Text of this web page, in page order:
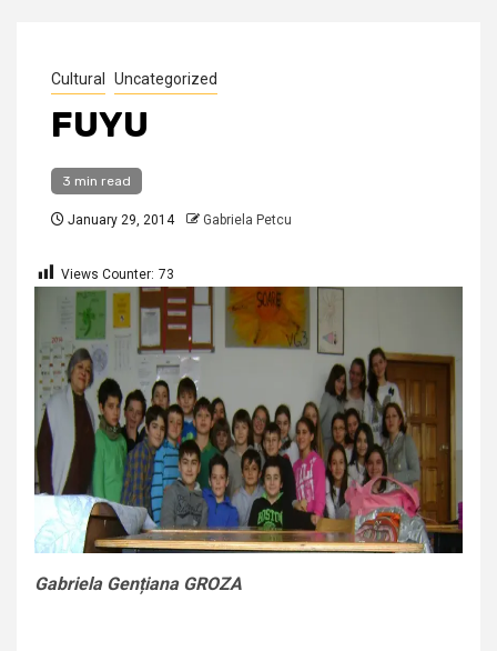
Cultural Uncategorized
FUYU
3 min read
January 29, 2014 Gabriela Petcu
Views Counter: 73
Gabriela Gențiana GROZA